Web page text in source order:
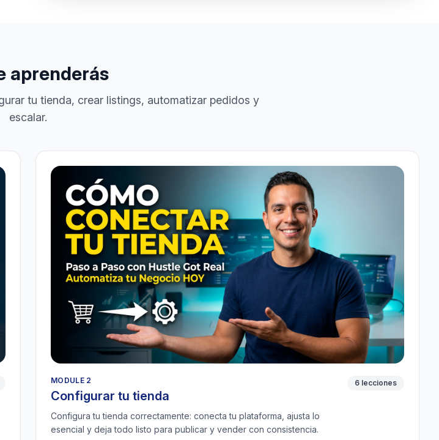
aprenderás
tu tienda, crear listings, automatizar pedidos y
escalar.
MODULE 2
Configurar tu tienda
Configura tu tienda correctamente: conecta tu plataforma, ajusta lo
esencial y deja todo listo para publicar y vender con consistencia.
6 lecciones